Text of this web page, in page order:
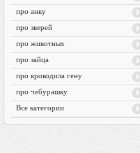
про анку
про зверей
про животных
про зайца
про крокодила гену
про чебурашку
Все категории